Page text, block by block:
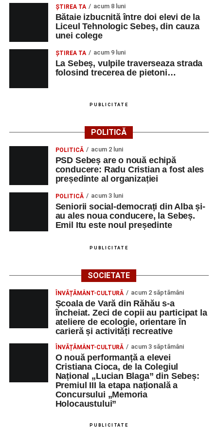
ŞTIREA TA acum 8 luni
Bătaie izbucnită între doi elevi de la
Liceul Tehnologic Sebeș, din cauza
unei colege
ŞTIREA TA acum 9 luni
La Sebeș, vulpile traverseaza strada
folosind trecerea de pietoni…
PUBLICITATE
POLITICĂ
POLITICĂ acum 2 luni
PSD Sebeș are o nouă echipă
conducere: Radu Cristian a fost ales
președinte al organizației
POLITICĂ acum 3 luni
Seniorii social-democrați din Alba și-
au ales noua conducere, la Sebeș.
Emil Itu este noul președinte
PUBLICITATE
SOCIETATE
ÎNVĂȚĂMÂNT-CULTURĂ acum 2 săptămâni
Școala de Vară din Răhău s-a
încheiat. Zeci de copii au participat la
ateliere de ecologie, orientare în
carieră și activități recreative
ÎNVĂȚĂMÂNT-CULTURĂ acum 3 săptămâni
O nouă performanță a elevei
Cristiana Cioca, de la Colegiul
Național „Lucian Blaga” din Sebeș:
Premiul III la etapa națională a
Concursului „Memoria
Holocaustului”
PUBLICITATE